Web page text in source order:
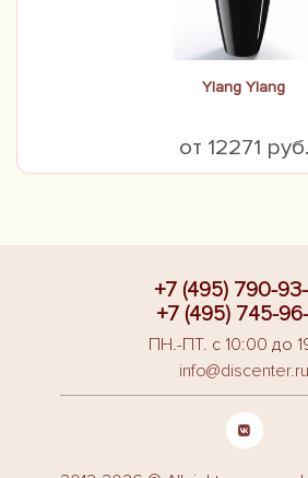
Ylang Ylang
от 12271 руб.
+7 (495) 790-
+7 (495) 745-
ПН.-ПТ. с 10:00 до
info@discenter.ru